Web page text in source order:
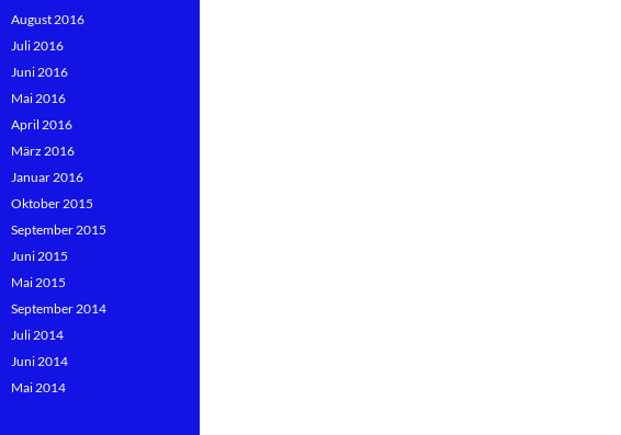
August 2016
Juli 2016
Juni 2016
Mai 2016
April 2016
März 2016
Januar 2016
Oktober 2015
September 2015
Juni 2015
Mai 2015
September 2014
Juli 2014
Juni 2014
Mai 2014